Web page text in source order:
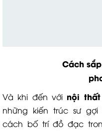
Cách
Và khi đến với nội
những kiến trúc sư
cách bố trí đồ đạc